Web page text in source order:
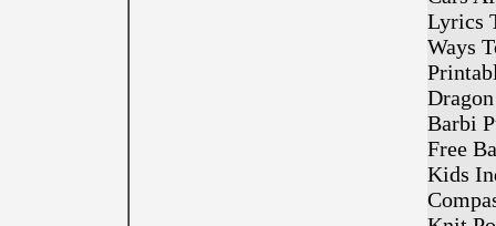
Lyrics
Ways
Barbi
Free
Kids